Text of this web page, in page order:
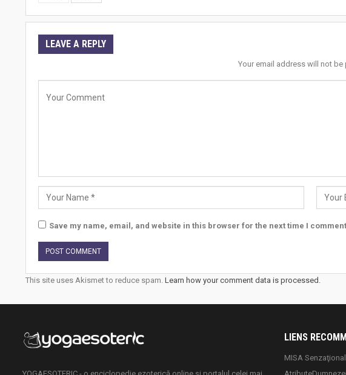
LEAVE A REPLY
Your email address will not be
Save my name, email, and website in this browser for the next time I
This site uses Akismet to reduce spam. Learn how your comment data is processed.
LIENS
MISA